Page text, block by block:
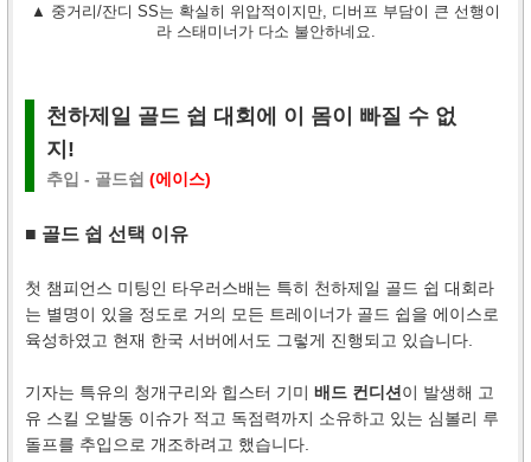
▲ 중거리/잔디 SS는 확실히 위압적이지만, 디버프 부담이 큰 선행이
라 스태미너가 다소 불안하네요.
천하제일 골드 쉽 대회에 이 몸이 빠질 수 없
지!
추입 - 골드쉽 (에이스)
■ 골드 쉽 선택 이유
첫 챔피언스 미팅인 타우러스배는 특히 천하제일 골드 쉽 대회라
는 별명이 있을 정도로 거의 모든 트레이너가 골드 쉽을 에이스로
육성하였고 현재 한국 서버에서도 그렇게 진행되고 있습니다.
기자는 특유의 청개구리와 힙스터 기미 배드 컨디션 이 발생해 고
유 스킬 오발동 이슈가 적고 독점력까지 소유하고 있는 심볼리 루
돌프를 추입으로 개조하려고 했습니다.